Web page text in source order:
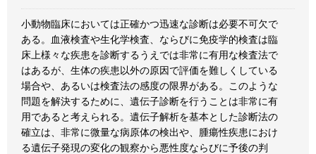
小動物臨床においては正確かつ迅速な診断は必要不可欠で
ある。血液検査や生化学検査、ならびに免疫学的検査は臨
床上様々な疾患を診断するうえでは非常に有用な検査法で
はあるが、生体の疾患以外の原因で評価を難しくしている
場合や、あるいは検査法の感度の限界がある。このような
問題を解決するために、遺伝子診断を行うことは非常に有
用であると考えられる。遺伝子解析を基本とした診断法の
確立は、非常に微量な病原体の検出や、腫瘍性疾患におけ
る遺伝子発現の変化の観察から悪性度ならびに予後の判